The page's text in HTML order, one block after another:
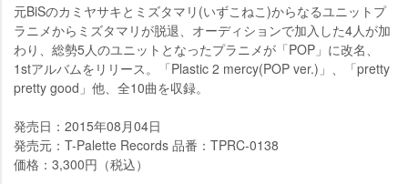
元BiSのカミヤサキとミズタマリ(いずこねこ)からなるユニットプ
ラニメからミズタマリが脱退、オーディションで加入した4人が加
わり、総勢5人のユニットとなったプラニメが「POP」に改名、
1stアルバムをリリース。「Plastic 2 mercy(POP ver.)」、「pretty
pretty good」他、全10曲を収録。
発売日：2015年08月04日
発売元：T-Palette Records 品番：TPRC-0138
価格：3,300円（税込）